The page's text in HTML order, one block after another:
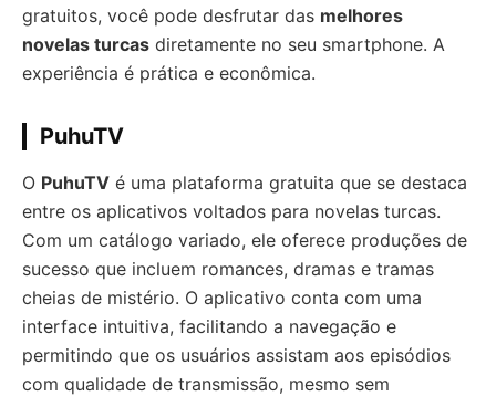
gratuitos, você pode desfrutar das melhores
novelas turcas diretamente no seu smartphone. A
experiência é prática e econômica.
PuhuTV
O PuhuTV é uma plataforma gratuita que se destaca
entre os aplicativos voltados para novelas turcas.
Com um catálogo variado, ele oferece produções de
sucesso que incluem romances, dramas e tramas
cheias de mistério. O aplicativo conta com uma
interface intuitiva, facilitando a navegação e
permitindo que os usuários assistam aos episódios
com qualidade de transmissão, mesmo sem